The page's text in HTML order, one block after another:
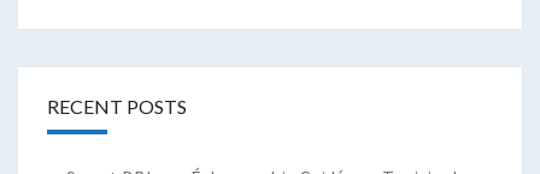
RECENT POSTS